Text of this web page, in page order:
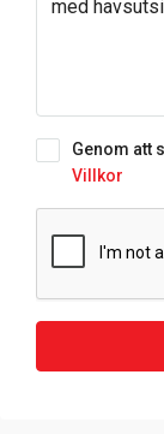
Genom att
Villkor